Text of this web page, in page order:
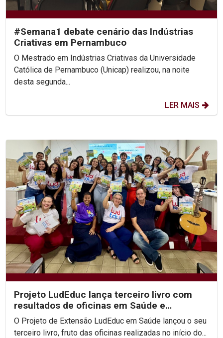
#Semana1 debate cenário das Indústrias
Criativas em Pernambuco
O Mestrado em Indústrias Criativas da Universidade
Católica de Pernambuco (Unicap) realizou, na noite
desta segunda...
LER MAIS
Projeto LudEduc lança terceiro livro com
resultados de oficinas em Saúde e
Educação
O Projeto de Extensão LudEduc em Saúde lançou o seu
terceiro livro, fruto das oficinas realizadas no início do...